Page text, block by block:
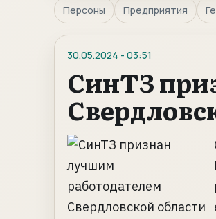
Персоны Предприятия
30.05.2024 - 03:51
СинТЗ